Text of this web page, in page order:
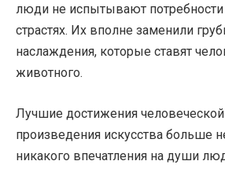
люди не испытывают
страстях. Их вполне заменили
наслаждения, которые ставят
животного.
Лучшие достижения
произведения искусства больше
никакого впечатления на души